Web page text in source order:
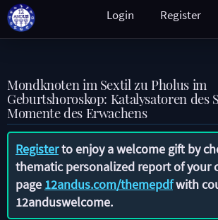
Register
Login
Mondknoten im Sextil zu Pholus im
Geburtshoroskop: Katalysatoren des
Momente des Erwachens
Registerto enjoy a welcome gift by
thematic personalized report of your
page 12andus.com/themepdfwith
12anduswelcome.